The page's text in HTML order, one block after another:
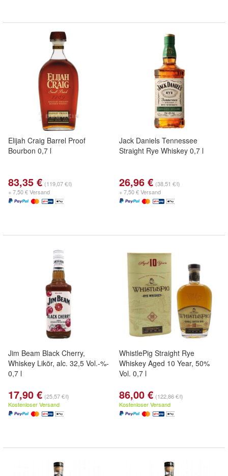
Elijah Craig Barrel Proof
Bourbon 0,7 l
83,35 € (119,07 €/l)
+ 7,50 € Versand
Jack Daniels Tennessee
Straight Rye Whiskey 0,7 l
26,96 € (38,51 €/l)
+ 7,50 € Versand
Jim Beam Black Cherry,
Whiskey Likör, alc. 32,5 Vol.-%-
0,7 l
17,90 € (25,57 €/l)
Kostenloser Versand
WhistlePig Straight Rye
Whiskey Aged 10 Year, 50%
Vol. 0,7 l
86,00 € (122,86 €/l)
Kostenloser Versand